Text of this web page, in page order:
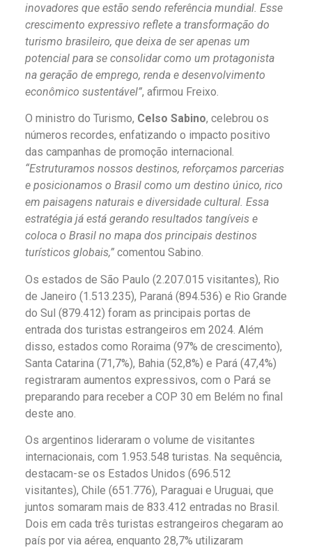
inovadores que estão sendo referência mundial. Esse
crescimento expressivo reflete a transformação do
turismo brasileiro, que deixa de ser apenas um
potencial para se consolidar como um protagonista
na geração de emprego, renda e desenvolvimento
econômico sustentável”, afirmou Freixo.
O ministro do Turismo, Celso Sabino, celebrou os
números recordes, enfatizando o impacto positivo
das campanhas de promoção internacional.
“Estruturamos nossos destinos, reforçamos parcerias
e posicionamos o Brasil como um destino único, rico
em paisagens naturais e diversidade cultural. Essa
estratégia já está gerando resultados tangíveis e
coloca o Brasil no mapa dos principais destinos
turísticos globais,” comentou Sabino.
Os estados de São Paulo (2.207.015 visitantes), Rio
de Janeiro (1.513.235), Paraná (894.536) e Rio Grande
do Sul (879.412) foram as principais portas de
entrada dos turistas estrangeiros em 2024. Além
disso, estados como Roraima (97% de crescimento),
Santa Catarina (71,7%), Bahia (52,8%) e Pará (47,4%)
registraram aumentos expressivos, com o Pará se
preparando para receber a COP 30 em Belém no final
deste ano.
Os argentinos lideraram o volume de visitantes
internacionais, com 1.953.548 turistas. Na sequência,
destacam-se os Estados Unidos (696.512
visitantes), Chile (651.776), Paraguai e Uruguai, que
juntos somaram mais de 833.412 entradas no Brasil.
Dois em cada três turistas estrangeiros chegaram ao
país por via aérea, enquanto 28,7% utilizaram